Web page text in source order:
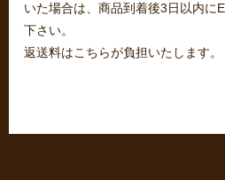
いた場合は、商品到着後3日以内に
下さい。
返送料はこちらが負担いたします。